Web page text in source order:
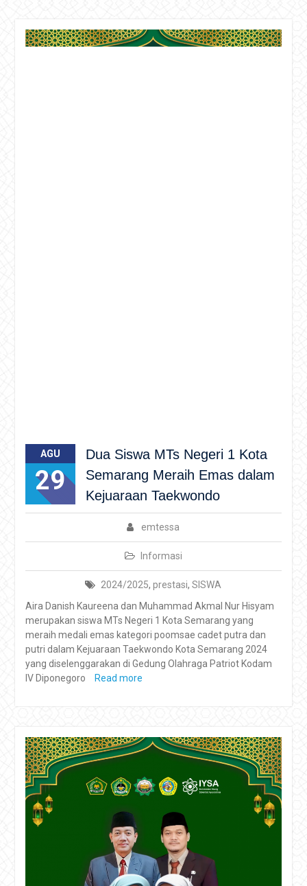
AGU
29
Dua Siswa MTs Negeri 1 Kota
Semarang Meraih Emas dalam
Kejuaraan Taekwondo
emtessa
Informasi
2024/2025,prestasi,SISWA
Aira Danish Kaureena dan Muhammad Akmal Nur Hisyam
merupakan siswa MTs Negeri 1 Kota Semarang yang
meraih medali emas kategori poomsae cadet putra dan
putri dalam Kejuaraan Taekwondo Kota Semarang 2024
yang diselenggarakan di Gedung Olahraga Patriot Kodam
IV Diponegoro
Read more